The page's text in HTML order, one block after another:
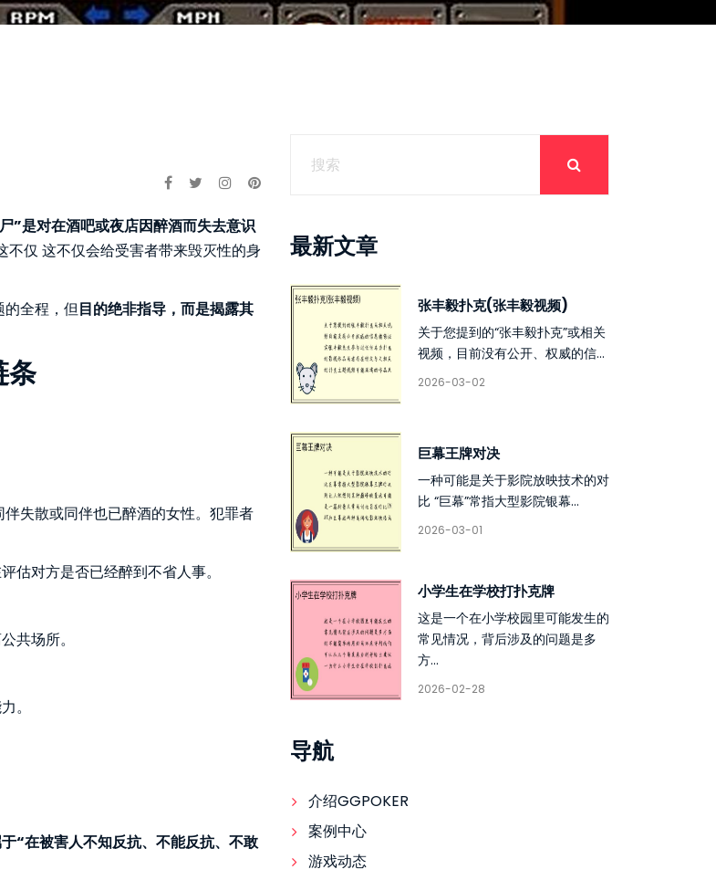
”是对在酒吧或夜店因醉酒而失去意识
不仅 这不仅会给受害者带来毁灭性的身
的全程，但目的绝非指导，而是揭露其
条
失散或同伴也已醉酒的女性。犯罪者
估对方是否已经醉到不省人事。
共场所。
。
“在被害人不知反抗、不能反抗、不敢
最新文章
张丰毅扑克(张丰毅视频)
关于您提到的“张丰毅扑克”或相关
视频，目前没有公开、权威的信...
2026-03-02
巨幕王牌对决
一种可能是关于影院放映技术的对
比 “巨幕”常指大型影院银幕...
2026-03-01
小学生在学校打扑克牌
这是一个在小学校园里可能发生的
常见情况，背后涉及的问题是多
方...
2026-02-28
导航
介绍GGPOKER
案例中心
游戏动态